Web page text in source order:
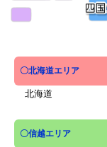
〇北海道エリア
北海道
〇信越エリア